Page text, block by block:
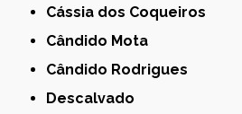
Cássia dos Coqueiros
Cândido Mota
Cândido Rodrigues
Descalvado